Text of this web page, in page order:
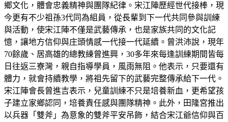
鄉文化，體會忠義精神與團隊紀律。宋江陣歷經世代接棒，現
今更有不少祖孫3代同為組員，從長輩到下一代共同參與訓練
與活動，使宋江陣不僅是武藝傳承，也是家族共同的文化記
憶，讓地方信仰與庄頭情感一代接一代延續。曾洪沛說，現年
70餘歲、居高雄的總教練曾進興，30多年來每逢訓練期間皆每
日往返三寮灣，親自指導學員，風雨無阻。他表示，只要還有
體力，就會持續教學，將祖先留下的武藝完整傳承給下一代。
宋江陣會長曾進吉表示，兒童訓練不只是培養新血，更希望孩
子建立家鄉認同，培養責任感與團隊精神。此外，田隆宮推出
以兵器「雙斧」為意象的雙斧平安吊飾，結合宋江爺信仰與百